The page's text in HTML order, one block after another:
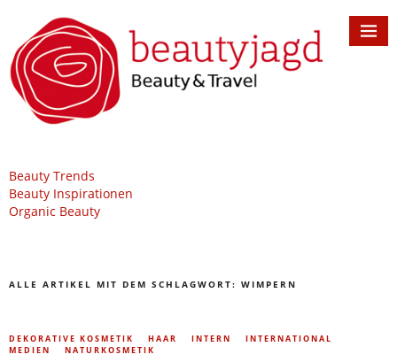
Beauty Trends
Beauty Inspirationen
Organic Beauty
ALLE ARTIKEL MIT DEM SCHLAGWORT: WIMPERN
DEKORATIVE KOSMETIK HAAR INTERN
INTERNATIONAL
MEDIEN
NATURKOSMETIK